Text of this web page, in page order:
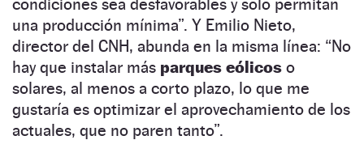
condiciones sea desfavorables y solo permitan
una producción mínima”. Y Emilio Nieto,
director del CNH, abunda en la misma línea: “No
hay que instalar más parques eólicos o
solares, al menos a corto plazo, lo que me
gustaría es optimizar el aprovechamiento de los
actuales, que no paren tanto”.